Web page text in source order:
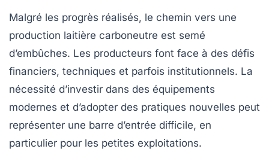
Malgré les progrès réalisés, le chemin vers une
production laitière carboneutre est semé
d’embûches. Les producteurs font face à des défis
financiers, techniques et parfois institutionnels. La
nécessité d’investir dans des équipements
modernes et d’adopter des pratiques nouvelles peut
représenter une barre d’entrée difficile, en
particulier pour les petites exploitations.